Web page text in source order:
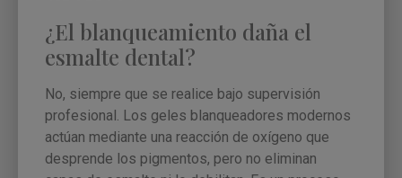
¿El blanqueamiento daña el
esmalte dental?
No, siempre que se realice bajo supervisión
profesional. Los geles blanqueadores modernos
actúan mediante una reacción de oxígeno que
desprende los pigmentos, pero no eliminan